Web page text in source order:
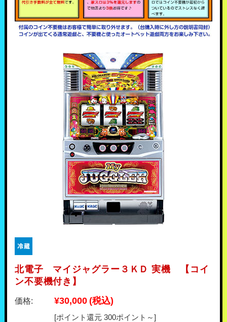
北電子 マイジャグラー３ＫＤ 実機 【コイ
ン不要機付き】
価格: ¥30,000(税込)
[ポイント還元 300ポイント～]